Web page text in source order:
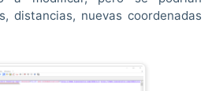
distancias, nuevas coordenadas